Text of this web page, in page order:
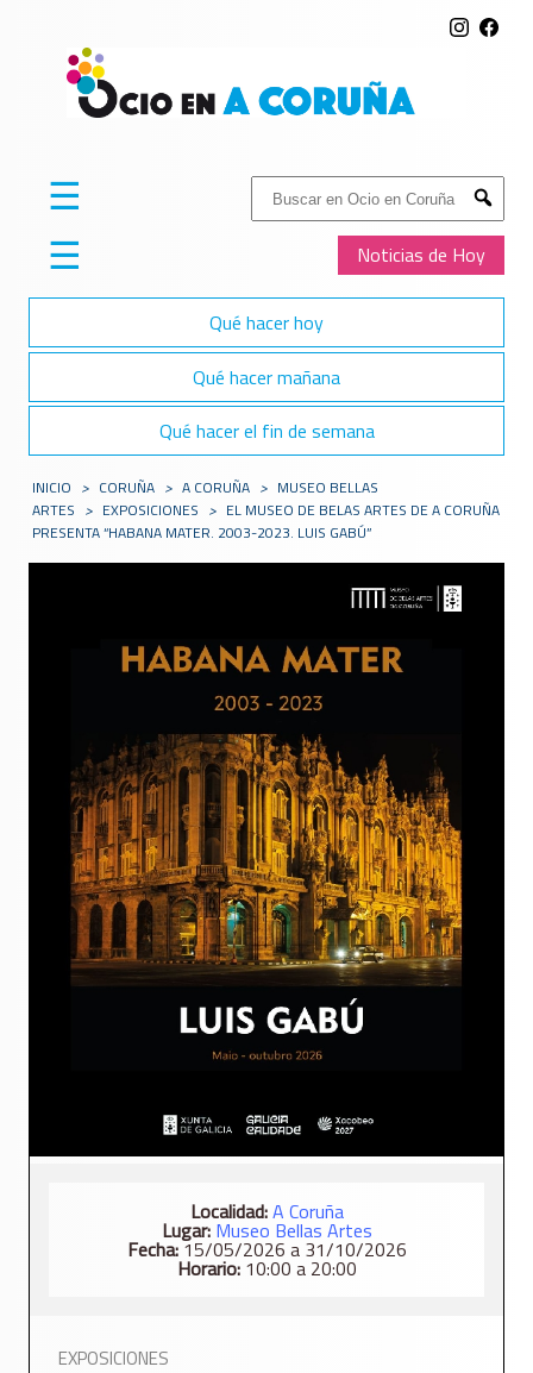
Buscar:
Submit
Noticias de Hoy
☰
☰
Qué hacer hoy
Qué hacer mañana
Qué hacer el fin de semana
INICIO > CORUÑA > A CORUÑA > MUSEO BELLAS
ARTES > EXPOSICIONES > EL MUSEO DE BELAS ARTES DE A CORUÑA
PRESENTA “HABANA MATER. 2003-2023. LUIS GABÚ”
Localidad:A Coruña
Lugar: Museo Bellas Artes
Fecha:15/05/2026 a 31/10/2026
Horario:10:00 a 20:00
EXPOSICIONES